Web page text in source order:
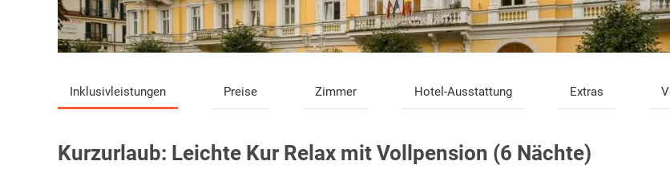
Inklusivleistungen Preise Zimmer Hotel-Ausstattung Extras
Kurzurlaub: Leichte Kur Relax mit Vollpension (6 Nächte)